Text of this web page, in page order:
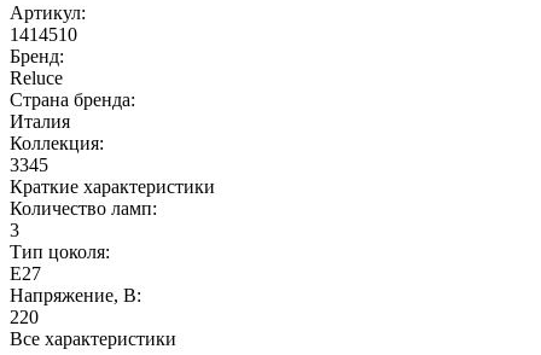
Артикул:
1414510
Бренд:
Reluce
Страна бренда:
Италия
Коллекция:
3345
Краткие характеристики
Количество ламп:
3
Тип цоколя:
E27
Напряжение, В:
220
Все характеристики